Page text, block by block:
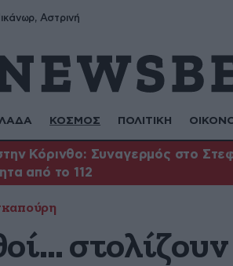
Αστρινή
ΚΟΣΜΟΣ ΠΟΛΙΤΙΚΗ
Κόρινθο: Συναγερμός στο
από το 112
στολίζουν